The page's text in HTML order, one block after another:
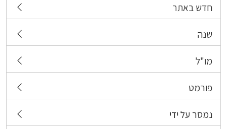
חדש באתר
שנה
מו"ל
פורמט
נמסר על ידי